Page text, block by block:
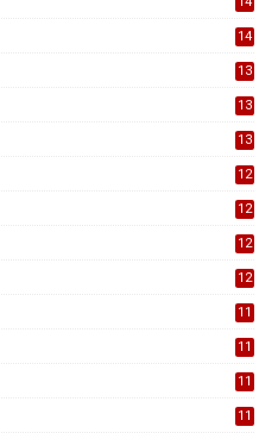
14
13
13
13
12
12
12
12
11
11
11
11